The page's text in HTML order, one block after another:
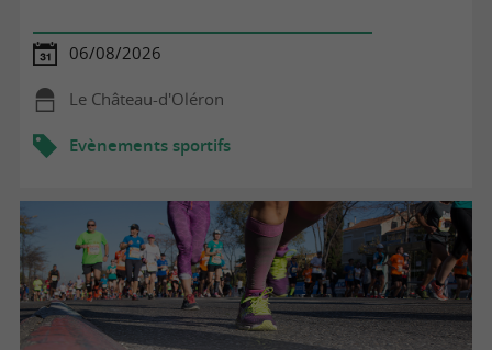
06/08/2026
Le Château-d'Oléron
Evènements sportifs